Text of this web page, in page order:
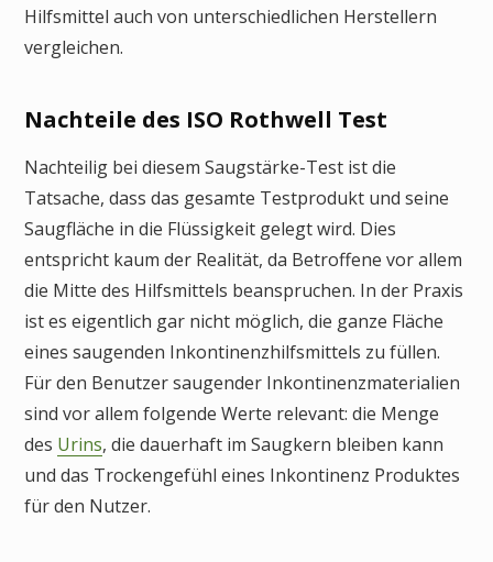
Hilfsmittel auch von unterschiedlichen Herstellern
vergleichen.
Nachteile des ISO Rothwell Test
Nachteilig bei diesem Saugstärke-Test ist die
Tatsache, dass das gesamte Testprodukt und seine
Saugfläche in die Flüssigkeit gelegt wird. Dies
entspricht kaum der Realität, da Betroffene vor allem
die Mitte des Hilfsmittels beanspruchen. In der Praxis
ist es eigentlich gar nicht möglich, die ganze Fläche
eines saugenden Inkontinenzhilfsmittels zu füllen.
Für den Benutzer saugender Inkontinenzmaterialien
sind vor allem folgende Werte relevant: die Menge
des Urins, die dauerhaft im Saugkern bleiben kann
und das Trockengefühl eines Inkontinenz Produktes
für den Nutzer.